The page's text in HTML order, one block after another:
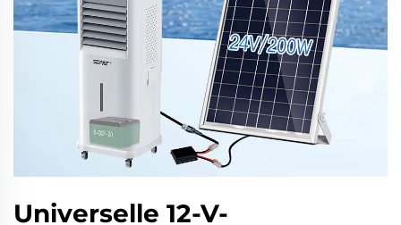
Universelle 12-V-